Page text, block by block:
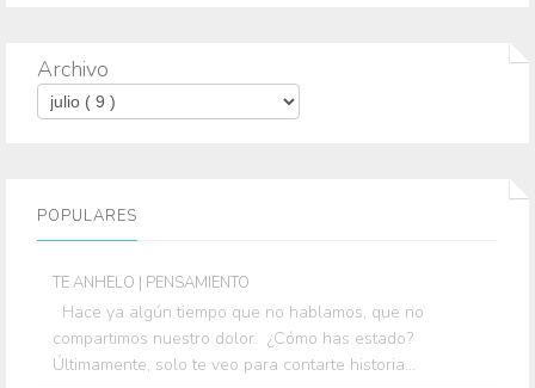
Archivo
POPULARES
TE ANHELO | PENSAMIENTO
Hace ya algún tiempo que no hablamos, que no
compartimos nuestro dolor. ¿Cómo has estado?
Últimamente, solo te veo para contarte historia...